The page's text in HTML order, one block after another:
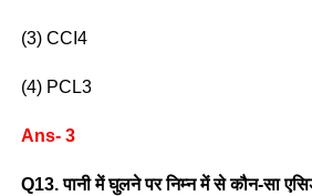
(3) CCI4
(4) PCL3
Ans- 3
Q13. पानी में घुलने पर निम्न में से कौन-सा